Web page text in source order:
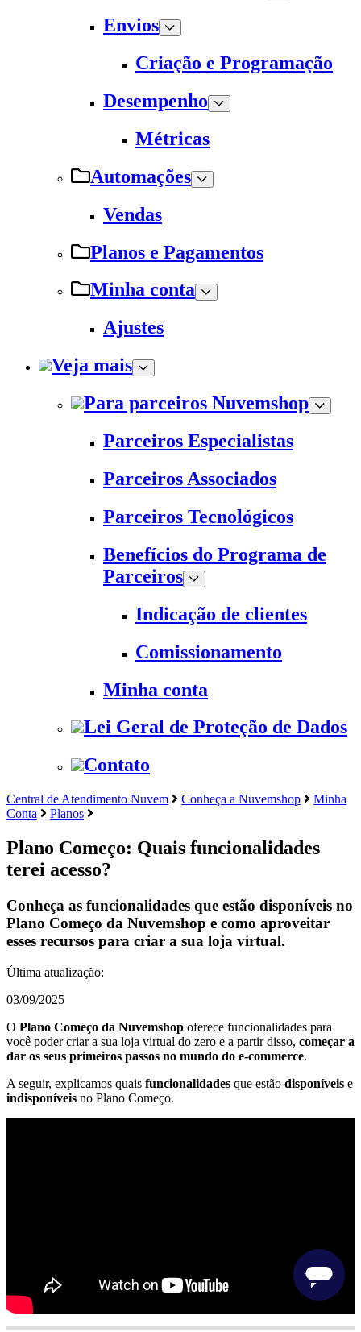
Envios
Criação e Programação
Desempenho
Métricas
Automações
Vendas
Planos e Pagamentos
Minha conta
Ajustes
Veja mais
Para parceiros Nuvemshop
Parceiros Especialistas
Parceiros Associados
Parceiros Tecnológicos
Benefícios do Programa de
Parceiros
Indicação de clientes
Comissionamento
Minha conta
Lei Geral de Proteção de Dados
Contato
Central de Atendimento Nuvem Conheça a Nuvemshop
Minha
Conta
Planos
Plano Começo: Quais funcionalidades
terei acesso?
Conheça as funcionalidades que estão disponíveis no
Plano Começo da Nuvemshop e como aproveitar
esses recursos para criar a sua loja virtual.
Última atualização:
03/09/2025
O Plano Começo da Nuvemshop oferece funcionalidades para
você poder criar a sua loja virtual do zero e a partir disso, começar a
dar os seus primeiros passos no mundo do e-commerce.
A seguir, explicamos quais funcionalidades que estão disponíveis e
indisponíveis no Plano Começo.